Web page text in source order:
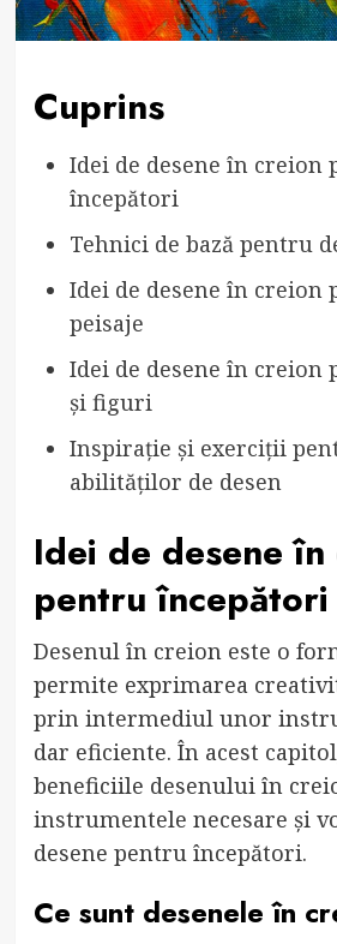
Cuprins
Idei de desene în creion
începători
Tehnici de bază pentru
Idei de desene în creion
peisaje
Idei de desene în
și figuri
Inspirație și exerciții
abilităților de desen
Idei de desene
pentru începători
Desenul în creion este o
permite exprimarea
prin intermediul unor
dar eficiente. În acest
beneficiile desenului în
instrumentele necesare și
desene pentru începători.
Ce sunt desenele în